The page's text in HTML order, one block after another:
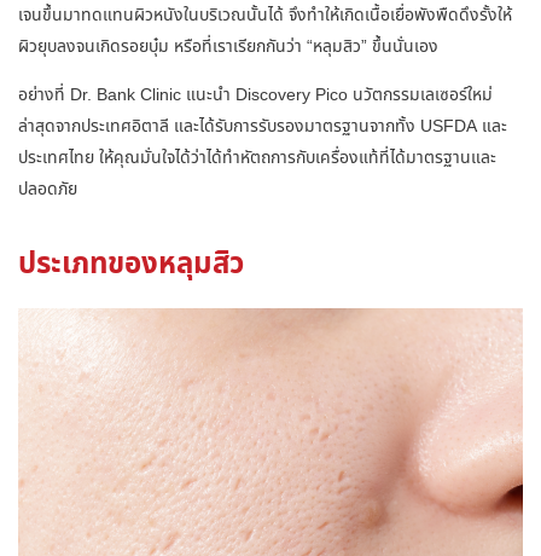
เจนขึ้นมาทดแทนผิวหนังในบริเวณนั้นได้ จึงทำให้เกิดเนื้อเยื่อพังพืดดึงรั้งให้
ผิวยุบลงจนเกิดรอยบุ๋ม หรือที่เราเรียกกันว่า “หลุมสิว” ขึ้นนั่นเอง
อย่างที่ Dr. Bank Clinic แนะนำ Discovery Pico นวัตกรรมเลเซอร์ใหม่
ล่าสุดจากประเทศอิตาลี และได้รับการรับรองมาตรฐานจากทั้ง USFDA และ
ประเทศไทย ให้คุณมั่นใจได้ว่าได้ทำหัตถการกับเครื่องแท้ที่ได้มาตรฐานและ
ปลอดภัย
ประเภทของหลุมสิว